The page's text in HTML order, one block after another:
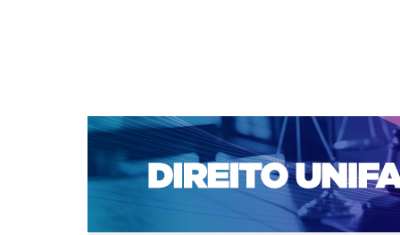
CAPA SOBRE ACESSO CADASTRO
NOTÍCIAS
EDIÇÕES DE Nº 1 A 100 WEBMAIL
Capa>n. 104 (2009) > Nóbrega